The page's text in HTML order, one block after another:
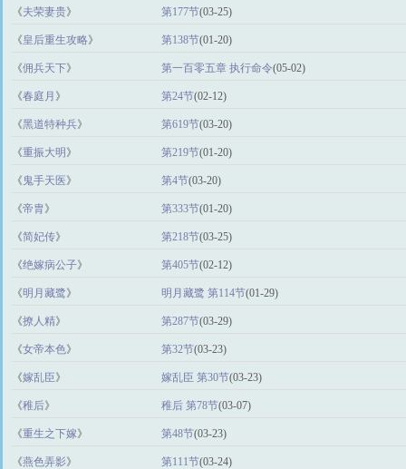
《夫荣妻贵》 第177节(03-25)
《皇后重生攻略》 第138节(01-20)
《佣兵天下》 第一百零五章 执行命令(05-02)
《春庭月 》 第24节(02-12)
《黑道特种兵》 第619节(03-20)
《重振大明 》 第219节(01-20)
《 鬼手天医》 第4节(03-20)
《帝胄 》 第333节(01-20)
《简妃传》 第218节(03-25)
《绝嫁病公子》 第405节(02-12)
《明月藏鹭》 明月藏鹭 第114节(01-29)
《撩人精》 第287节(03-29)
《女帝本色》 第32节(03-23)
《嫁乱臣》 嫁乱臣 第30节(03-23)
《稚后》 稚后 第78节(03-07)
《重生之下嫁》 第48节(03-23)
《燕色弄影》 第111节(03-24)